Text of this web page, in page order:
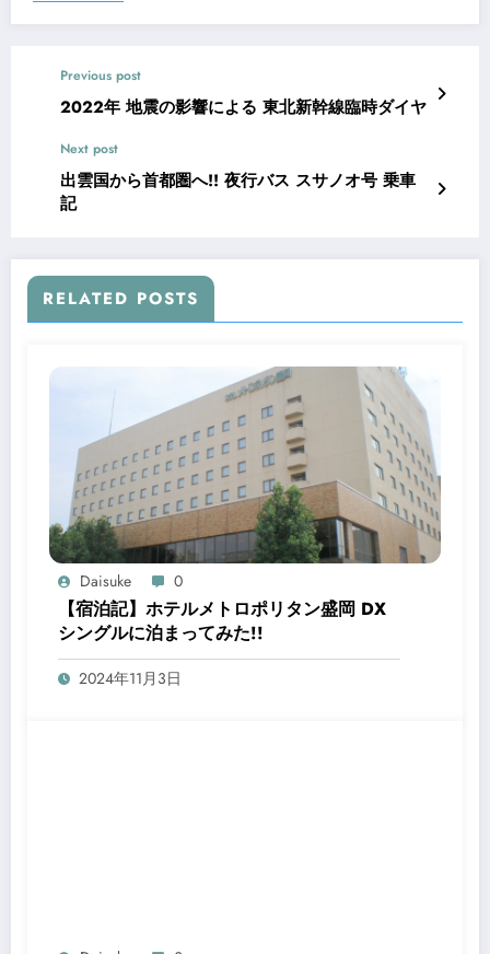
Previous post
2022年 地震の影響による 東北新幹線臨時ダイヤ
Next post
出雲国から首都圏へ!! 夜行バス スサノオ号 乗車
記
RELATED POSTS
Daisuke 0
【宿泊記】ホテルメトロポリタン盛岡 DX
シングルに泊まってみた!!
2024年11月3日